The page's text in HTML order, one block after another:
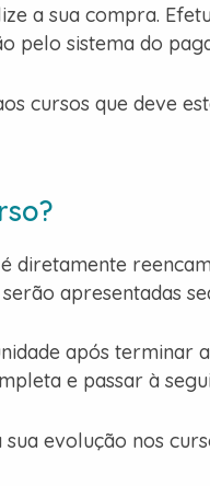
a sua compra.
pelo sistema do
cursos que deve
diretamente
apresentadas
após terminar
e passar à
evolução nos